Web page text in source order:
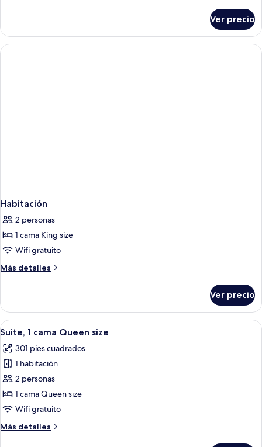
Ver precio
Habitación
2 personas
1 cama King size
Wifi gratuito
Más detalles
Más
Ver precio
Abrir
todas
las
fotos
de
Suite,
1
Queen
Habitación de hotel con cama, una
4
Suite, 1 cama Queen size
301 pies cuadrados
1 habitación
2 personas
1 cama Queen size
Wifi gratuito
Más detalles
Más